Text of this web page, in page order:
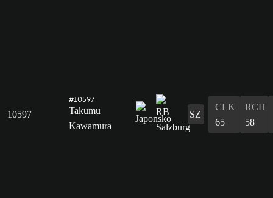
10597
#10597
Takumu
Kawamura
SZ
CLK
65
RCH
58